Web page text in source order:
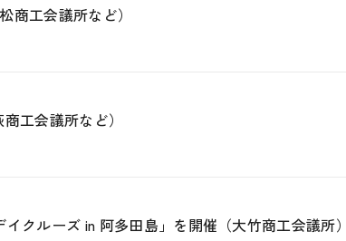
商工会議所など）
工会議所など）
クルーズ in 阿多田島」を開催（大竹商工会議所）